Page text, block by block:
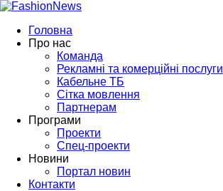
Головна
Про нас
Команда
Рекламні та комерційні послуги
Кабельне ТБ
Сітка мовлення
Партнерам
Програми
Проекти
Спец-проекти
Новини
Портал новин
Контакти